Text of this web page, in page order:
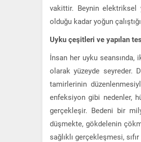
vakittir. Beynin elektriksel
olduğu kadar yoğun
Uyku çeşitleri ve yapılan
İnsan her uyku seansında,
olarak yüzeyde seyreder.
tamirlerinin
enfeksiyon gibi nedenler,
gerçekleşir. Bedeni bir
düşmekte, gökdelenin
sağlıklı gerçekleşmesi,